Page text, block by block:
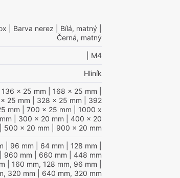
| Barva nerez | Bílá, matný
Černá, matný
| M4
Hliník
136 x 25 mm | 168 x 25 mm
25 mm | 328 x 25 mm | 392
mm | 700 x 25 mm | 1000 x
| 300 x 20 mm | 400 x 20
| 500 x 20 mm | 900 x 20 mm
| 96 mm | 64 mm | 128 mm
| 960 mm | 660 mm | 448 mm
| 160 mm, 128 mm, 96 mm
320 mm | 640 mm, 320 mm